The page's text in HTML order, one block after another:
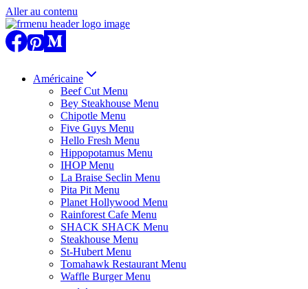
Aller au contenu
Américaine
Beef Cut Menu
Bey Steakhouse Menu
Chipotle Menu
Five Guys Menu
Hello Fresh Menu
Hippopotamus Menu
IHOP Menu
La Braise Seclin Menu
Pita Pit Menu
Planet Hollywood Menu
Rainforest Cafe Menu
SHACK SHACK Menu
Steakhouse Menu
St-Hubert Menu
Tomahawk Restaurant Menu
Waffle Burger Menu